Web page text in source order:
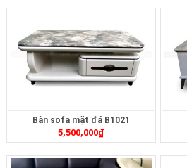
Bàn sofa mặt đá B1021
5,500,000₫